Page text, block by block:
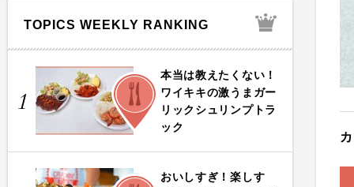
TOPICS WEEKLY RANKING
1
FOOD
本当は教えたくない！
ワイキキの激うまガー
リックシュリンプトラ
ック
FOOD
おいしすぎ！楽しす